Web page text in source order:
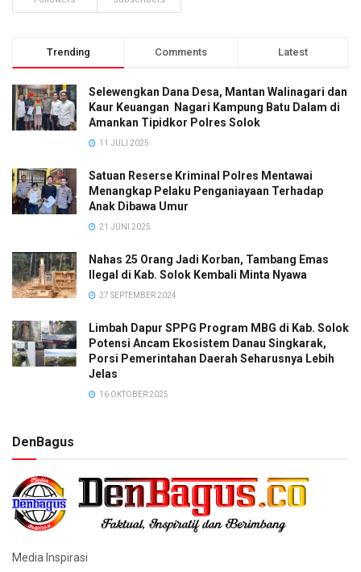
Trending Comments Latest
Selewengkan Dana Desa, Mantan Walinagari dan
Kaur Keuangan Nagari Kampung Batu Dalam di
Amankan Tipidkor Polres Solok
11 JULI 2025
Satuan Reserse Kriminal Polres Mentawai
Menangkap Pelaku Penganiayaan Terhadap
Anak Dibawa Umur
21 JUNI 2025
Nahas 25 Orang Jadi Korban, Tambang Emas
Ilegal di Kab. Solok Kembali Minta Nyawa
27 SEPTEMBER 2024
Limbah Dapur SPPG Program MBG di Kab. Solok
Potensi Ancam Ekosistem Danau Singkarak,
Porsi Pemerintahan Daerah Seharusnya Lebih
Jelas
16 OKTOBER 2025
DenBagus
Media Inspirasi